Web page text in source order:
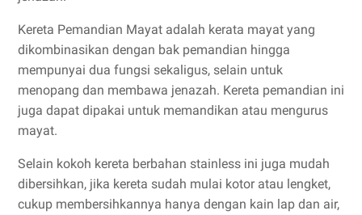
Kereta Pemandian Mayat adalah kerata mayat yang
dikombinasikan dengan bak pemandian hingga
mempunyai dua fungsi sekaligus, selain untuk
menopang dan membawa jenazah. Kereta pemandian ini
juga dapat dipakai untuk memandikan atau mengurus
mayat.
Selain kokoh kereta berbahan stainless ini juga mudah
dibersihkan, jika kereta sudah mulai kotor atau lengket,
cukup membersihkannya hanya dengan kain lap dan air,